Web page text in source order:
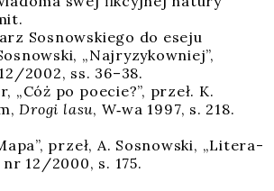
Sosnow­skie­go do ese­ju
„Naj­ry­zy­kow­niej”,
2002, ss. 36–38.
„Cóż po poecie?”, przeł. K.
Dro­gi lasu, W‑wa 1997, s. 218.
przeł, A. Sosnow­ski, „Lite­ra­
12/2000, s. 175.